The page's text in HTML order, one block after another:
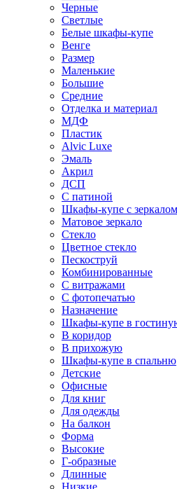
Черные
Светлые
Белые шкафы-купе
Венге
Размер
Маленькие
Большие
Средние
Отделка и материал
МДФ
Пластик
Alvic Luxe
Эмаль
Акрил
ДСП
С патиной
Шкафы-купе с зеркалом
Матовое зеркало
Стекло
Цветное стекло
Пескоструй
Комбинированные
С витражами
С фотопечатью
Назначение
Шкафы-купе в
В коридор
В прихожую
Шкафы-купе в спальню
Детские
Офисные
Для книг
Для одежды
На балкон
Форма
Высокие
Г-образные
Длинные
Низкие